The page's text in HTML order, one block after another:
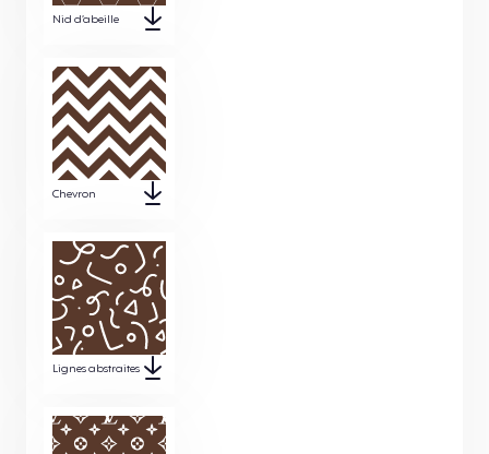
Nid d’abeille
Chevron
Lignes abstraites